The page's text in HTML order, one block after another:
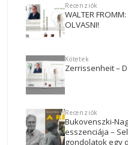
Recenziók
WALTER FROMM:
OLVASNI!
Kötetek
Zerrissenheit –
Recenziók
Bukovenszki-
esszenciája –
gondolatok egy